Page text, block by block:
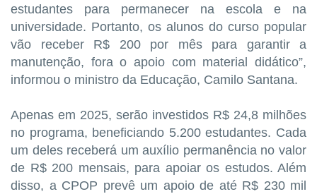
estudantes para permanecer na escola e na
universidade. Portanto, os alunos do curso popular
vão receber R$ 200 por mês para garantir a
manutenção, fora o apoio com material didático”,
informou o ministro da Educação, Camilo Santana.
Apenas em 2025, serão investidos R$ 24,8 milhões
no programa, beneficiando 5.200 estudantes. Cada
um deles receberá um auxílio permanência no valor
de R$ 200 mensais, para apoiar os estudos. Além
disso, a CPOP prevê um apoio de até R$ 230 mil